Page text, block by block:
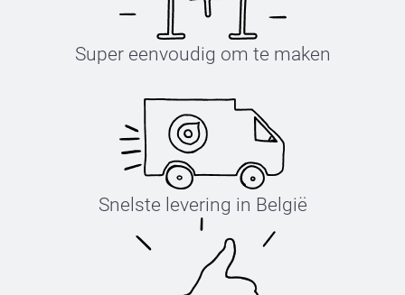
Super eenvoudig om te maken
Snelste levering in België